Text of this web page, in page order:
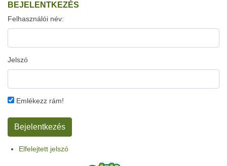
BEJELENTKEZÉS
Felhasználói név:
Jelszó
Emlékezz rám!
Elfelejtett jelszó